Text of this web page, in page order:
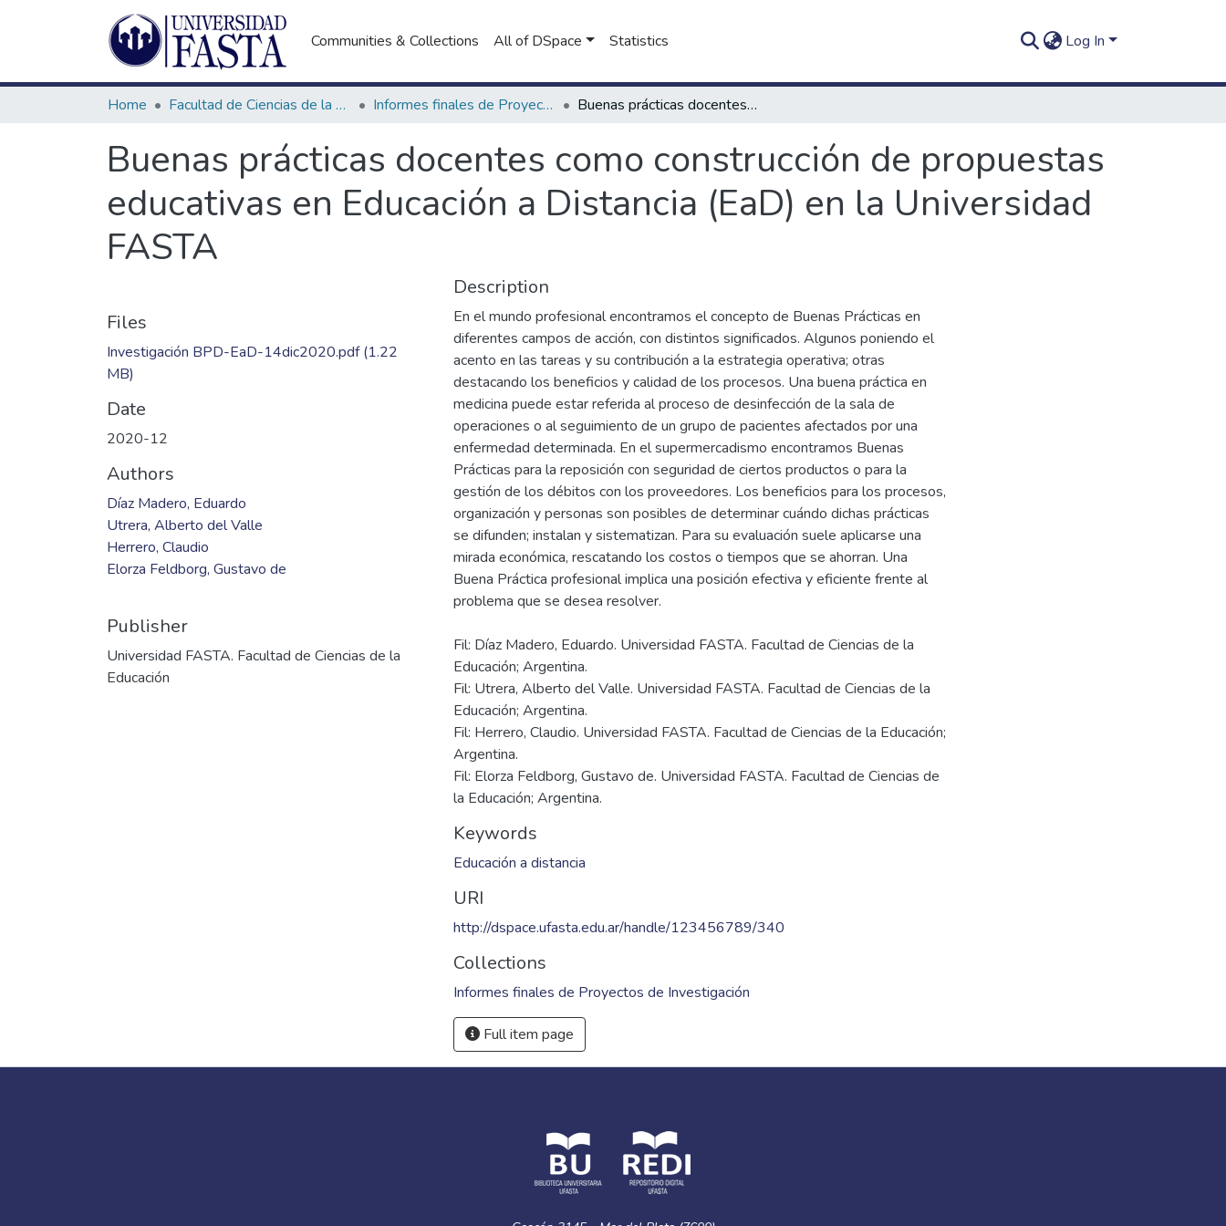
Communities & Collections All of DSpace Statistics Log In
Home Facultad de Ciencias de la Educación Informes finales de Proyectos de Investigación Buenas prácticas docentes como construcción de propuestas educativas en Educación a Distancia (EaD) en la Universidad FASTA
Buenas prácticas docentes como construcción de propuestas
educativas en Educación a Distancia (EaD) en la Universidad
FASTA
Files
Investigación BPD-EaD-14dic2020.pdf(1.22
MB)
Date
2020-12
Authors
Díaz Madero, Eduardo
Utrera, Alberto del Valle
Herrero, Claudio
Elorza Feldborg, Gustavo de
Publisher
Universidad FASTA. Facultad de Ciencias de la
Educación
Description
En el mundo profesional encontramos el concepto de Buenas Prácticas en
diferentes campos de acción, con distintos significados. Algunos poniendo el
acento en las tareas y su contribución a la estrategia operativa; otras
destacando los beneficios y calidad de los procesos. Una buena práctica en
medicina puede estar referida al proceso de desinfección de la sala de
operaciones o al seguimiento de un grupo de pacientes afectados por una
enfermedad determinada. En el supermercadismo encontramos Buenas
Prácticas para la reposición con seguridad de ciertos productos o para la
gestión de los débitos con los proveedores. Los beneficios para los procesos,
organización y personas son posibles de determinar cuándo dichas prácticas
se difunden; instalan y sistematizan. Para su evaluación suele aplicarse una
mirada económica, rescatando los costos o tiempos que se ahorran. Una
Buena Práctica profesional implica una posición efectiva y eficiente frente al
Fil: Díaz Madero, Eduardo. Universidad FASTA. Facultad de Ciencias de la
Educación; Argentina.
Fil: Utrera, Alberto del Valle. Universidad FASTA. Facultad de Ciencias de la
Educación; Argentina.
Fil: Herrero, Claudio. Universidad FASTA. Facultad de Ciencias de la Educación;
Argentina.
Fil: Elorza Feldborg, Gustavo de. Universidad FASTA. Facultad de Ciencias de
la Educación; Argentina.
Keywords
Educación a distancia
URI
http://dspace.ufasta.edu.ar/handle/123456789/340
Collections
Informes finales de Proyectos de Investigación
Full item page